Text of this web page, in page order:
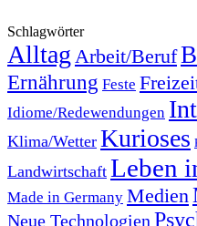
Schlagwörter
Alltag Arbeit/Beruf
Ernährung Feste
Idiome/Redewendungen
Klima/Wetter Kurioses
Landwirtschaft Leben
Made in Germany Medien
Neue Technologien